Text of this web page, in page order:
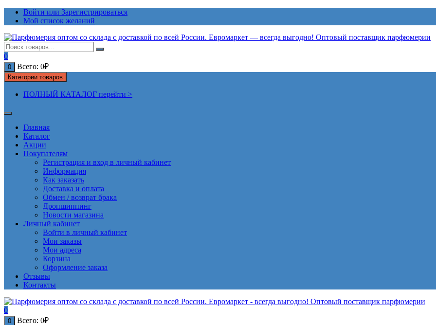
ПерейтиВойти или Зарегистрироваться
Мой список желаний
0
0 Всего: 0₽
Категории товаров
ПОЛНЫЙ КАТАЛОГ перейти >
Главная
Каталог
Акции
Покупателям
Регистрация и вход в личный кабинет
Информация
Как заказать
Доставка и оплата
Обмен / возврат брака
Дропшиппинг
Новости магазина
Личный кабинет
Войти в личный кабинет
Мои заказы
Мои адреса
Корзина
Оформление заказа
Отзывы
Контакты
0
0 Всего: 0₽